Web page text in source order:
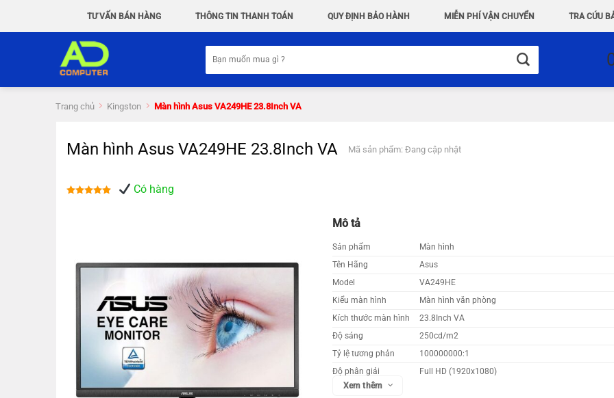
TƯ VẤN BÁN HÀNG THÔNG TIN THANH TOÁN QUY ĐỊNH BẢO HÀNH MIỄN PHÍ VẬN CHUYỂN TRA CỨU
kiếm:
Trang chủ Kingston Màn hình Asus VA249HE 23.8Inch VA
Màn hình Asus VA249HE 23.8Inch VA Mã sản phẩm: Đang cập nhật
Có hàng
Mô tả
Sản phẩm
Màn hình
Tên Hãng
Asus
Model
VA249HE
Kiểu màn hình
Màn hình văn phòng
Kích thước màn hình
23.8Inch VA
Độ sáng
250cd/m2
Tỷ lệ tương phản
100000000:1
Độ phân giải
Full HD (1920x1080)
Thời gian đáp ứng
Xem thêm